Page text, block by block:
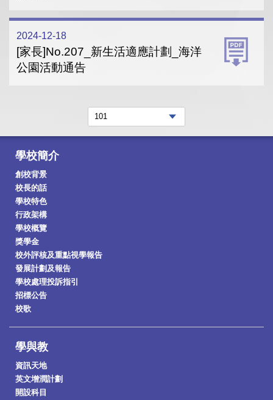
2024-12-18
[家長]No.207_新生活適應計劃_海洋
公園活動通告
學校簡介
創校背景
校長的話
學校特色
行政架構
學校概覽
獎學金
校外評核及重點視學報告
發展計劃及報告
學校處理投訴指引
招標公告
校歌
學與教
資訊天地
英文增潤計劃
開設科目